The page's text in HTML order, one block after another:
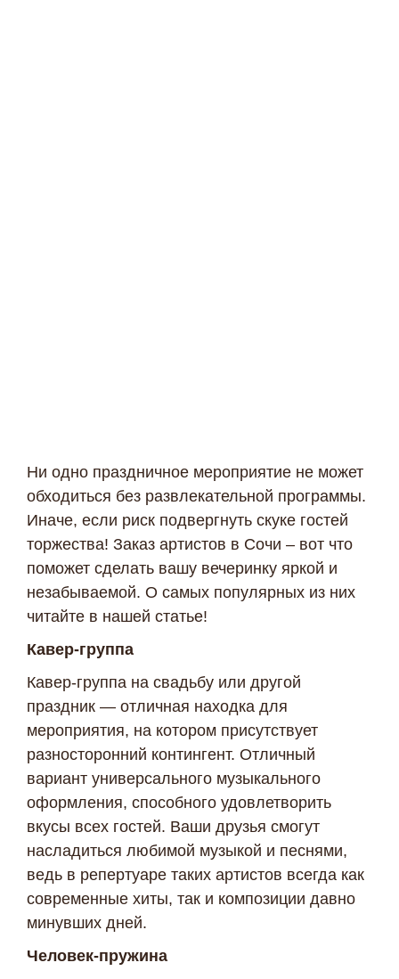
Ни одно праздничное мероприятие не может
обходиться без развлекательной программы.
Иначе, если риск подвергнуть скуке гостей
торжества! Заказ артистов в Сочи – вот что
поможет сделать вашу вечеринку яркой и
незабываемой. О самых популярных из них
читайте в нашей статье!
Кавер-группа
Кавер-группа на свадьбу или другой
праздник — отличная находка для
мероприятия, на котором присутствует
разносторонний контингент. Отличный
вариант универсального музыкального
оформления, способного удовлетворить
вкусы всех гостей. Ваши друзья смогут
насладиться любимой музыкой и песнями,
ведь в репертуаре таких артистов всегда как
современные хиты, так и композиции давно
минувших дней.
Человек-пружина